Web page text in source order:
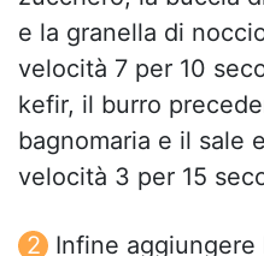
e la granella di
velocità 7 per 10
kefir, il burro
bagnomaria e il sale
velocità 3 per 15
Infine aggiungere